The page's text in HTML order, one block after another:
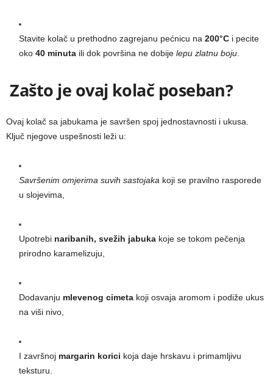
Stavite kolač u prethodno zagrejanu pećnicu na 200°C i pecite
oko 40 minuta ili dok površina ne dobije lepu zlatnu boju
Zašto je ovaj kolač poseban?
Ovaj kolač sa jabukama je savršen spoj jednostavnosti i ukusa.
Ključ njegove uspešnosti leži u:
Savršenim omjerima suvih sastojaka koji se pravilno rasporede
u slojevima,
Upotrebi naribanih, svežih jabuka koje se tokom pečenja
prirodno karamelizuju,
Dodavanju mlevenog cimeta koji osvaja aromom i podiže ukus
na viši nivo,
I završnoj margarin korici koja daje hrskavu i primamljivu
teksturu.